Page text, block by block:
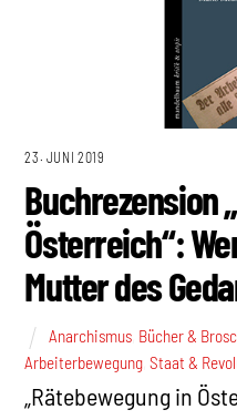
23. JUNI 2019
Buchrezension
Österreich“:
Mutter des
Anarchismus Bücher &
Arbeiterbewegung ,Staat &
„Rätebewegung in